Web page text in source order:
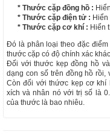
* Thước cặp đồng hồ :
* Thước cặp điện tử :
* Thước cặp cơ khí : Hiển
Đó là phân loại theo đặc
thước cặp có độ chính xác
Đối với thước kẹp đồng hồ
dạng con số trên đồng hồ rồi,
Còn đối với thứơc kẹp cơ khí
xích và nhân nó với trị số là
của thước là bao nhiêu.